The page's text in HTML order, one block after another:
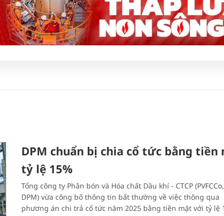
DPM chuẩn bị chia cổ tức bằng tiền
tỷ lệ 15%
Tổng công ty Phân bón và Hóa chất Dầu khí - CTCP
DPM) vừa công bố thông tin bất thường về việc thông qua
phương án chi trả cổ tức năm 2025 bằng tiền mặt với tỷ lệ